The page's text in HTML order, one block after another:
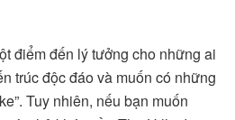
điểm đến lý tưởng cho những ai
trúc độc đáo và muốn có những
Tuy nhiên, nếu bạn muốn